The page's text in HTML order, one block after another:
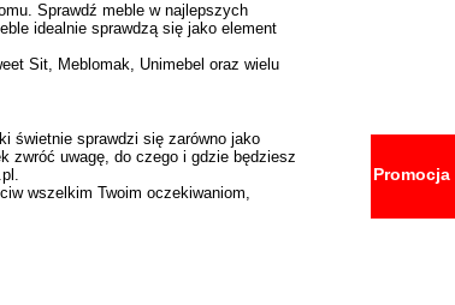
Sprawdź meble w najlepszych
idealnie sprawdzą się jako element
Sit, Meblomak, Unimebel oraz wielu
świetnie sprawdzi się zarówno jako
zwróć uwagę, do czego i gdzie będziesz
wszelkim Twoim oczekiwaniom,
Promocja